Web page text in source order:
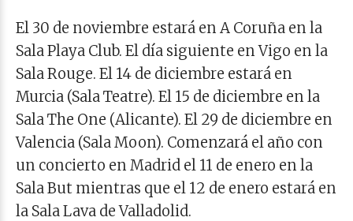
El 30 de noviembre estará en A Coruña en la
Sala Playa Club. El día siguiente en Vigo en la
Sala Rouge. El 14 de diciembre estará en
Murcia (Sala Teatre). El 15 de diciembre en la
Sala The One (Alicante). El 29 de diciembre en
Valencia (Sala Moon). Comenzará el año con
un concierto en Madrid el 11 de enero en la
Sala But mientras que el 12 de enero estará en
la Sala Lava de Valladolid.